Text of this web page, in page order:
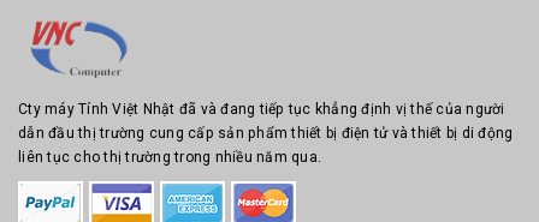
Cty máy Tính Việt Nhật đã và đang tiếp tục khẳng định vị thế của người
dẫn đầu thị trường cung cấp sản phẩm thiết bị điện tử và thiết bị di động
liên tục cho thị trường trong nhiều năm qua.